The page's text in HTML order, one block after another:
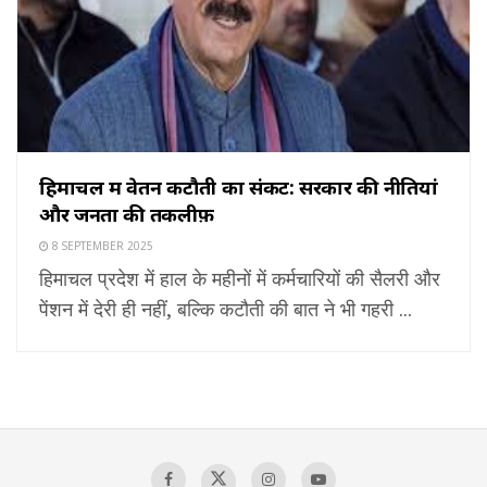
हिमाचल में वेतन कटौती का संकट: सरकार की नीतियां
और जनता की तकलीफ़
8 SEPTEMBER 2025
हिमाचल प्रदेश में हाल के महीनों में कर्मचारियों की सैलरी और
पेंशन में देरी ही नहीं, बल्कि कटौती की बात ने भी गहरी ...